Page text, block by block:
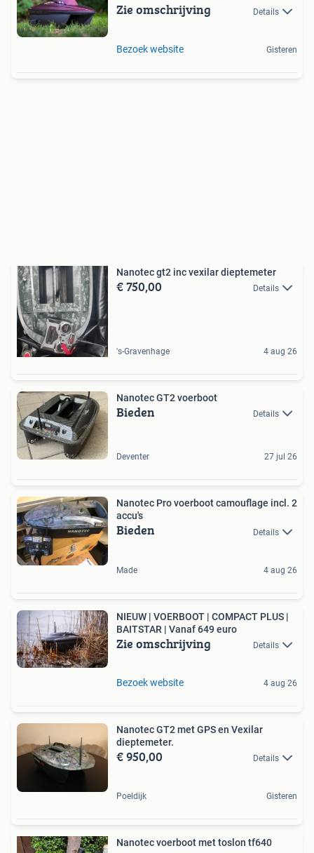
Zie omschrijving Details
Bezoek website Gisteren
Nanotec gt2 inc vexilar dieptemeter
€ 750,00 Details
's-Gravenhage 4 aug 26
Nanotec GT2 voerboot
Bieden Details
Deventer 27 jul 26
Nanotec Pro voerboot camouflage incl. 2
accu's
Bieden Details
Made 4 aug 26
NIEUW | VOERBOOT | COMPACT PLUS |
BAITSTAR | Vanaf 649 euro
Zie omschrijving Details
Bezoek website 4 aug 26
Nanotec GT2 met GPS en Vexilar
dieptemeter.
€ 950,00 Details
Poeldijk Gisteren
Nanotec voerboot met toslon tf640